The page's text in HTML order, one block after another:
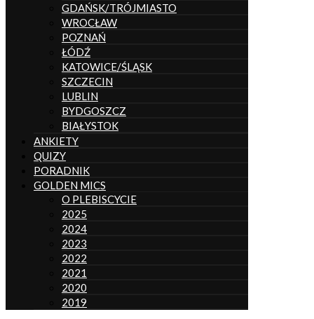
GDAŃSK/TRÓJMIASTO
WROCŁAW
POZNAŃ
ŁÓDŹ
KATOWICE/ŚLĄSK
SZCZECIN
LUBLIN
BYDGOSZCZ
BIAŁYSTOK
ANKIETY
QUIZY
PORADNIK
GOLDEN MICS
O PLEBISCYCIE
2025
2024
2023
2022
2021
2020
2019